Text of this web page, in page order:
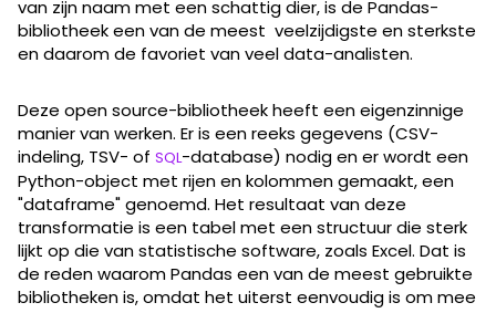
van zijn naam met een schattig dier, is de Pandas-
bibliotheek een van de meest veelzijdigste en sterkste
en daarom de favoriet van veel data-analisten.
Deze open source-bibliotheek heeft een eigenzinnige
manier van werken. Er is een reeks gegevens (CSV-
indeling, TSV- of SQL-database) nodig en er wordt een
Python-object met rijen en kolommen gemaakt, een
"dataframe" genoemd. Het resultaat van deze
transformatie is een tabel met een structuur die sterk
lijkt op die van statistische software, zoals Excel. Dat is
de reden waarom Pandas een van de meest gebruikte
bibliotheken is, omdat het uiterst eenvoudig is om mee